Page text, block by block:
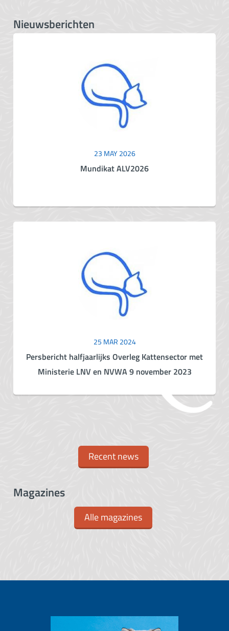
Nieuwsberichten
23 MAY 2026
Mundikat ALV2026
25 MAR 2024
Persbericht halfjaarlijks Overleg Kattensector met
Ministerie LNV en NVWA 9 november 2023
Recent news
Magazines
Alle magazines